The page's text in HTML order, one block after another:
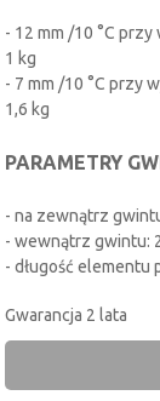
- 12 mm /10 °C
1 kg
- 7 mm /10 °C przy
1,6 kg
PARAMETRY
- na zewnątrz
- wewnątrz gwintu:
- długość elementu
Gwarancja 2 lata